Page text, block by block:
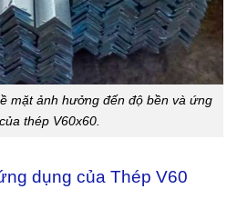
mặt ảnh hưởng đến độ bền và ứng
thép V60x60.
dụng của Thép V60